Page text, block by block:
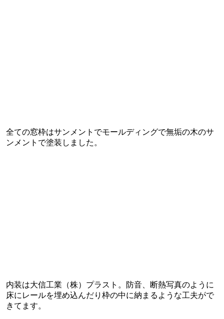
全ての窓枠はサンメントでモールディングで無垢の木のサ
ンメントで塗装しました。
内装は大信工業（株）プラスト。防音、断熱写真のように
床にレールを埋め込んだり枠の中に納まるような工夫がで
きてます。